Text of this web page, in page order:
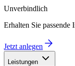
Unverbindlich
Erhalten Sie
Jetzt anlegen
Leistungen